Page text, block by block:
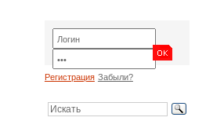
Регистрация Забыли?